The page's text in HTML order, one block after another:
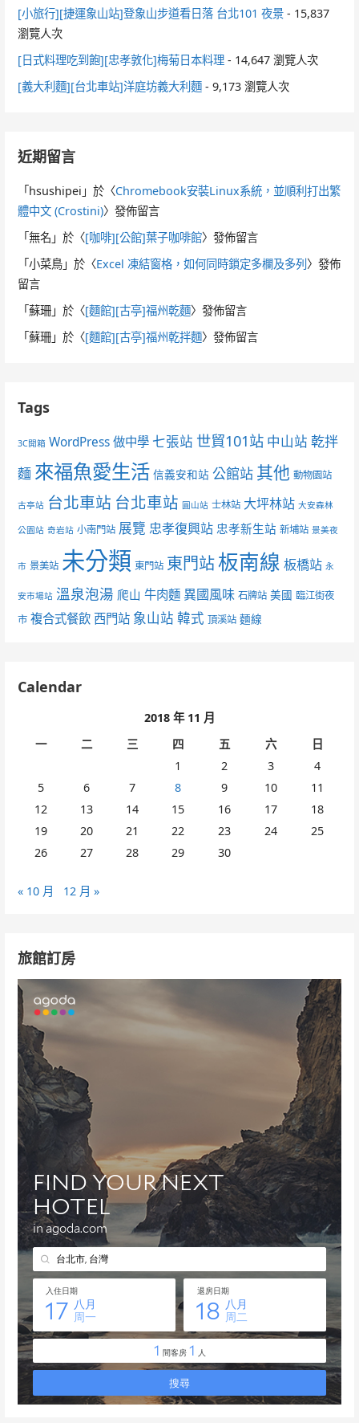
[小旅行][捷運象山站]登象山步道看日落 台北101 夜景 - 15,837
瀏覽人次
[日式料理吃到飽][忠孝敦化]梅菊日本料理 - 14,647 瀏覽人次
[義大利麵][台北車站]洋庭坊義大利麵 - 9,173 瀏覽人次
近期留言
「 hsushipei 」於〈Chromebook安裝Linux系統，並順利打出繁
體中文 (Crostini)〉發佈留言
「無名 」於〈[咖啡][公館]葉子咖啡館〉發佈留言
「小菜鳥 」於〈Excel 凍結窗格，如何同時鎖定多欄及多列 〉發佈
留言
「蘇珊 」於〈[麵館][古亭]福州乾麵〉發佈留言
「蘇珊 」於〈[麵館][古亭]福州乾拌麵〉發佈留言
Tags
3C開箱 WordPress 做中學 七張站 世貿101站 中山站 乾拌
麵 來福魚愛生活 信義安和站 公館站 其他 動物園站
古亭站 台北車站 台北車站 圓山站 士林站 大坪林站 大安森林
公園站 奇岩站 小南門站 展覽 忠孝復興站 忠孝新生站 新埔站 景美夜
市 景美站 未分類 東門站 東門站板南線 板橋站 永
安市場站 溫泉泡湯 爬山 牛肉麵 異國風味 石牌站 美國 臨江街夜
市 複合式餐飲 西門站 象山站 韓式 頂溪站 麵線
Calendar
2018 年 11 月
一
二 三 四 五 六
日
1
2 3
4
5
6 7 8 9 10
11
12
13 14 15 16 17
18
19
20 21 22 23 24
25
26
27 28 29 30
« 10 月 12 月 »
旅館訂房